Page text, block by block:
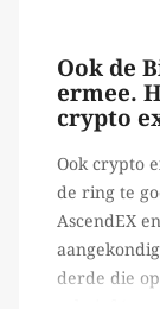
Ook de
ermee.
crypto
Ook crypto
de ring te
AscendEX
derde die